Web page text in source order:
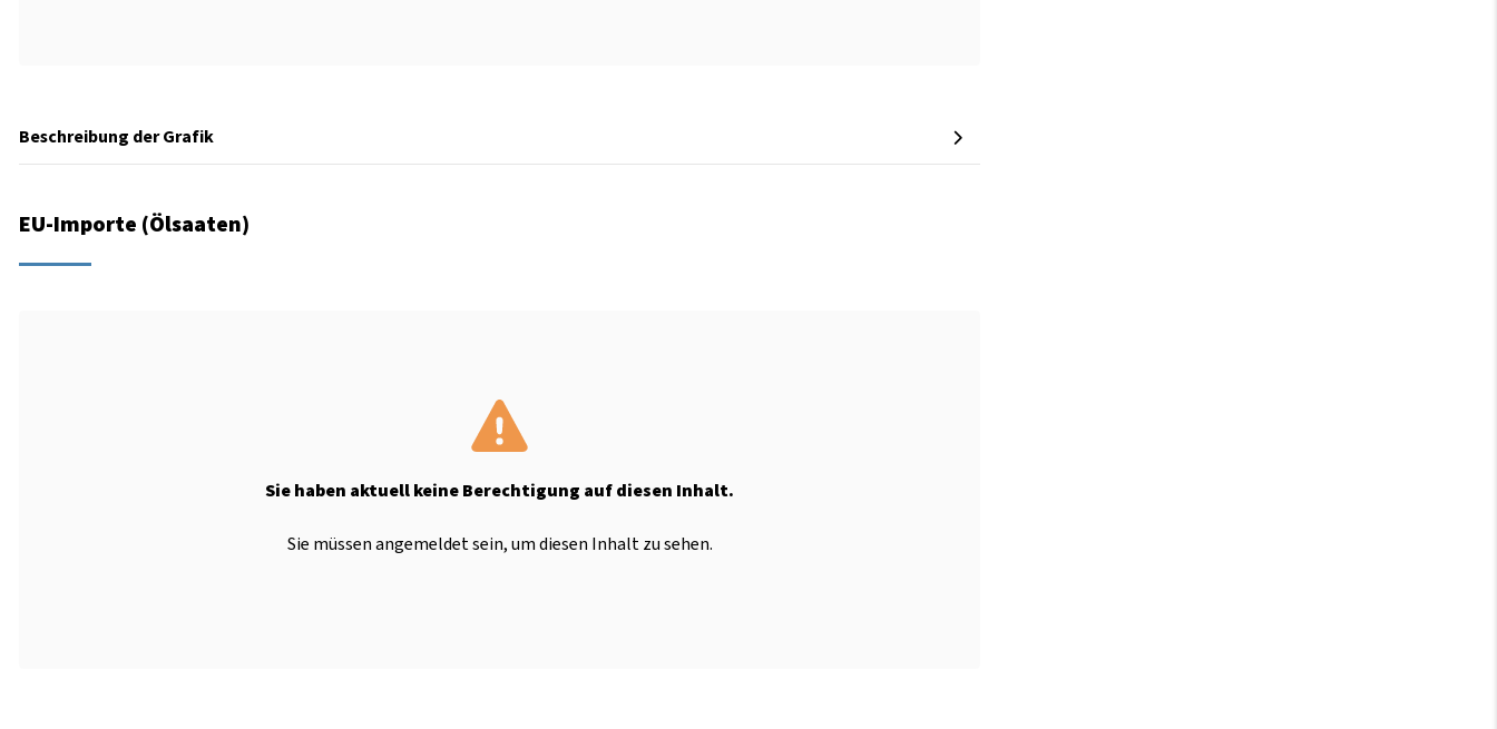
Beschreibung der Grafik
EU-Importe (Ölsaaten)
Sie haben aktuell keine Berechtigung auf diesen Inhalt.
Sie müssen angemeldet sein, um diesen Inhalt zu sehen.